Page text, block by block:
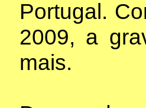
Portugal.
2009, a
mais.